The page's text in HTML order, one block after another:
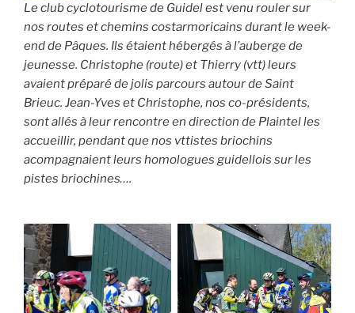
Le club cyclotourisme de Guidel est venu rouler sur
nos routes et chemins costarmoricains durant le week-
end de Pâques. Ils étaient hébergés à l’auberge de
jeunesse. Christophe (route) et Thierry (vtt) leurs
avaient préparé de jolis parcours autour de Saint
Brieuc. Jean-Yves et Christophe, nos co-présidents,
sont allés à leur rencontre en direction de Plaintel les
accueillir, pendant que nos vttistes briochins
acompagnaient leurs homologues guidellois sur les
pistes briochines….